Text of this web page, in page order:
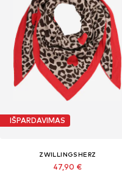
IŠPARDAVIMAS
ZWILLINGSHERZ
47,90 €